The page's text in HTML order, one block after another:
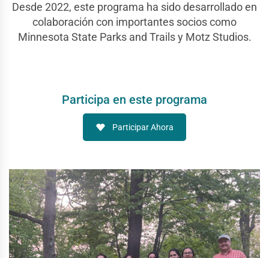
Desde 2022, este programa ha sido desarrollado en
colaboración con importantes socios como
Minnesota State Parks and Trails y Motz Studios.
Participa en este programa
Participar Ahora